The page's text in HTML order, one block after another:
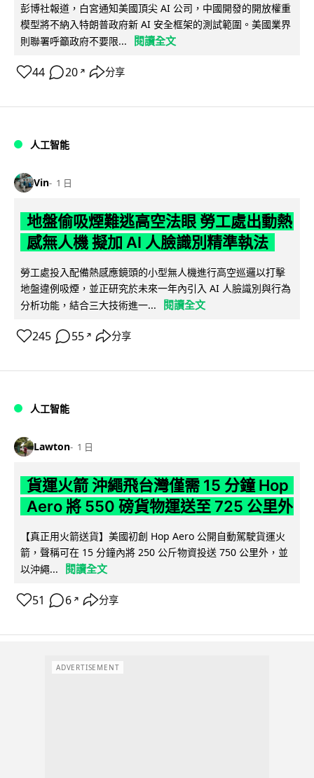
彭博社報道，白宮通知美國頂尖 AI 公司，中國開發的開放權重
模型將不納入特朗普政府新 AI 安全框架的測試範圍。美國業界
則聯署呼籲政府不要限...
閱讀全文
44 20 ↗ 分享
人工智能
Vin 1 日
地盤偷吸煙難逃高空法眼 勞工處出動熱
感無人機 擬加 AI 人臉識別精準執法
勞工處投入配備熱感應鏡頭的小型無人機進行高空巡邏以打擊
地盤違例吸煙，並正研究於未來一年內引入 AI 人臉識別與行為
分析功能，結合三大技術進一...
閱讀全文
245 55 ↗ 分享
人工智能
Lawton 1 日
貨運火箭 沖繩飛台灣僅需 15 分鐘 Hop
Aero 將 550 磅貨物運送至 725 公里外
【真正用火箭送貨】美國初創 Hop Aero 公開自動駕駛貨運火
箭，聲稱可在 15 分鐘內將 250 公斤物資投送 750 公里外，並
以沖繩...
閱讀全文
51 6 ↗ 分享
ADVERTISEMENT